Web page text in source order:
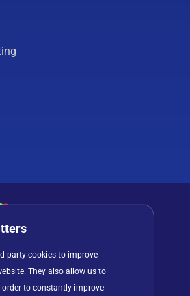
Cookies
party cookies to improve
They also allow us to
to constantly improve